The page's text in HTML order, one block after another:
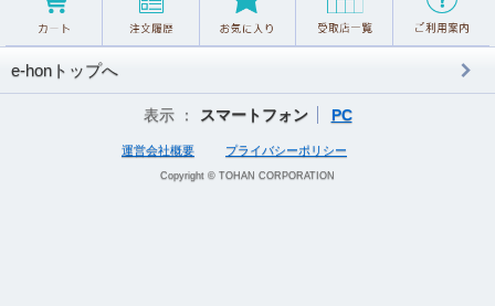
e-honトップへ
表示 ： スマートフォン PC
運営会社概要 プライバシーポリシー
Copyright © TOHAN CORPORATION